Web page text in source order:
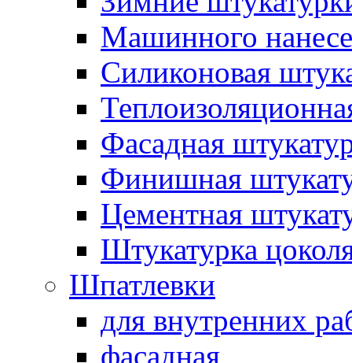
Машинного
Силиконовая
Фасадная
Финишная
Цементная
Штукатурка
Шпатлевки
для внутренних
фасадная